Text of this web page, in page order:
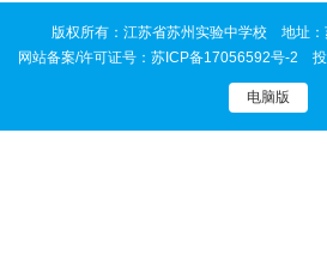
版权所有：江苏省苏州实验中学校 地址
网站备案/许可证号： 苏ICP备17056592号-2 投
电脑版